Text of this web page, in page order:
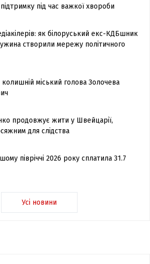
під час важкої хвороби
як білоруський екс-КДБшник
створили мережу політичного
колишній міський голова Золочева
продовжує жити у Швейцарії,
для слідства
півріччі 2026 року сплатила 31.7
Усі новини